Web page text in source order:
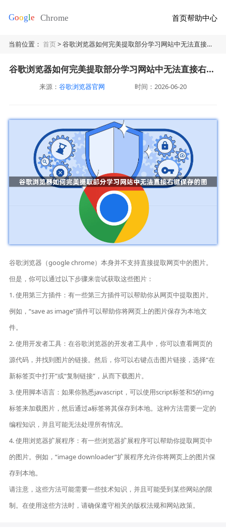
首页帮助中心
当前位置：首页> 谷歌浏览器如何完美提取部分学习网站中无法直接右键保存的图
谷歌浏览器如何完美提取部分学习网站中无法直接右键保存的图
来源： 谷歌浏览器官网 时间：2026-06-20
谷歌浏览器（google chrome）本身并不支持直接提取网页中的图片。
但是，你可以通过以下步骤来尝试获取这些图片：
1. 使用第三方插件：有一些第三方插件可以帮助你从网页中提取图片。
例如，“save as image”插件可以帮助你将网页上的图片保存为本地文
件。
2. 使用开发者工具：在谷歌浏览器的开发者工具中，你可以查看网页的
源代码，并找到图片的链接。然后，你可以右键点击图片链接，选择“在
新标签页中打开”或“复制链接”，从而下载图片。
3. 使用脚本语言：如果你熟悉javascript，可以使用script标签和5的img
标签来加载图片，然后通过a标签将其保存到本地。这种方法需要一定的
编程知识，并且可能无法处理所有情况。
4. 使用浏览器扩展程序：有一些浏览器扩展程序可以帮助你提取网页中
的图片。例如，“image downloader”扩展程序允许你将网页上的图片保
存到本地。
请注意，这些方法可能需要一些技术知识，并且可能受到某些网站的限
制。在使用这些方法时，请确保遵守相关的版权法规和网站政策。